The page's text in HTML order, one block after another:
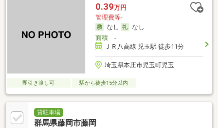
0.39万円
管理費等-
なし
なし
面積-
ＪＲ八高線 児玉駅 徒歩11分
埼玉県本庄市児玉町児玉
即引き渡し可 駅から徒歩15分以内
貸駐車場
群馬県藤岡市藤岡